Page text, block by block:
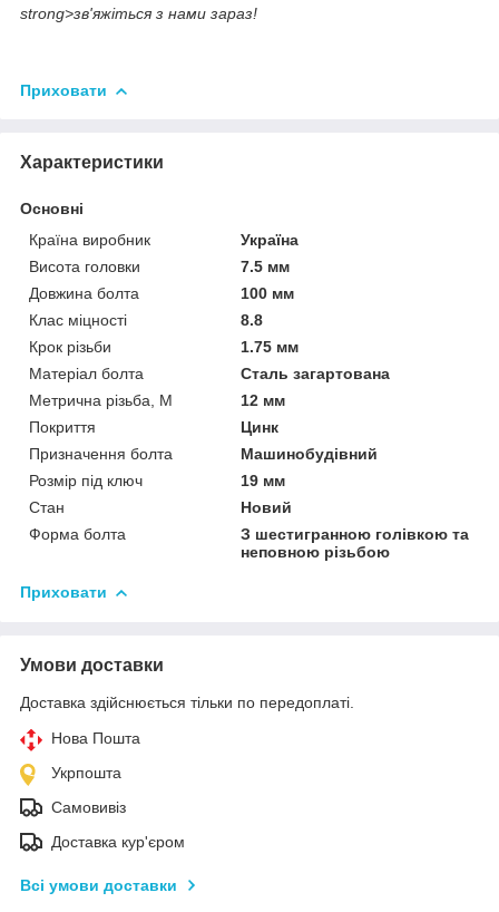
strong>зв'яжіться з нами зараз!
Приховати
Характеристики
Основні
Країна виробник
Україна
Висота головки
7.5 мм
Довжина болта
100 мм
Клас міцності
8.8
Крок різьби
1.75 мм
Матеріал болта
Сталь загартована
Метрична різьба, М
12 мм
Покриття
Цинк
Призначення болта
Машинобудівний
Розмір під ключ
19 мм
Стан
Новий
Форма болта
З шестигранною голівкою та
неповною різьбою
Приховати
Умови доставки
Доставка здійснюється тільки по передоплаті.
Нова Пошта
Укрпошта
Самовивіз
Доставка кур'єром
Всі умови доставки